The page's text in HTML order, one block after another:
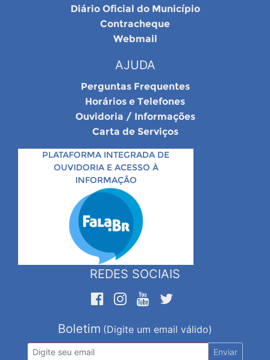
Diário Oficial do Município
Contracheque
Webmail
AJUDA
Perguntas Frequentes
Horários e Telefones
Ouvidoria / Informações
Carta de Serviços
PLATAFORMA INTEGRADA DE
OUVIDORIA E ACESSO À
INFORMAÇÃO
REDES SOCIAIS
Boletim (Digite um email válido)
Enviar